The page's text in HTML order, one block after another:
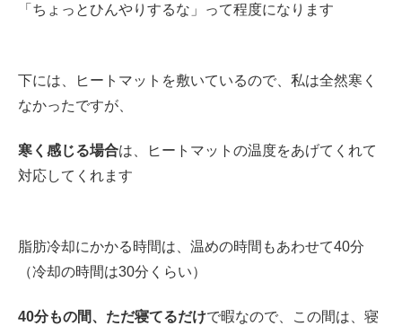
「ちょっとひんやりするな」って程度になります
下には、ヒートマットを敷いているので、私は全然寒く
なかったですが、
寒く感じる場合は、ヒートマットの温度をあげてくれて
対応してくれます
脂肪冷却にかかる時間は、温めの時間もあわせて40分
（冷却の時間は30分くらい）
40分もの間、ただ寝てるだけで暇なので、この間は、寝